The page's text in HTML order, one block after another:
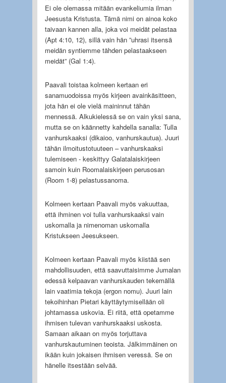
Ei ole olemassa mitään evankeliumia ilman
Jeesusta Kristusta. Tämä nimi on ainoa koko
taivaan kannen alla, joka voi meidät pelastaa
(Apt 4:10, 12), sillä vain hän ”uhrasi itsensä
meidän syntiemme tähden pelastaakseen
meidät” (Gal 1:4).
Paavali toistaa kolmeen kertaan eri
sanamuodoissa myös kirjeen avainkäsitteen,
jota hän ei ole vielä maininnut tähän
mennessä. Alkukielessä se on vain yksi sana,
mutta se on käännetty kahdella sanalla: Tulla
vanhurskaaksi (dikaioo, vanhurskautua). Juuri
tähän ilmoitustotuuteen – vanhurskaaksi
tulemiseen - keskittyy Galatalaiskirjeen
samoin kuin Roomalaiskirjeen perusosan
(Room 1-8) pelastussanoma.
Kolmeen kertaan Paavali myös vakuuttaa,
että ihminen voi tulla vanhurskaaksi vain
uskomalla ja nimenoman uskomalla
Kristukseen Jeesukseen.
Kolmeen kertaan Paavali myös kiistää sen
mahdollisuuden, että saavuttaisimme Jumalan
edessä kelpaavan vanhurskauden tekemällä
lain vaatimia tekoja (ergon nomu). Juuri lain
tekoihinhan Pietari käyttäytymisellään oli
johtamassa uskovia. Ei riitä, että opetamme
ihmisen tulevan vanhurskaaksi uskosta.
Samaan aikaan on myös torjuttava
vanhurskautuminen teoista. Jälkimmäinen on
ikään kuin jokaisen ihmisen veressä. Se on
hänelle itsestään selvää.